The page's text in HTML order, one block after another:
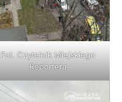
Fot. Czytelnik Miejskiego
Reportera